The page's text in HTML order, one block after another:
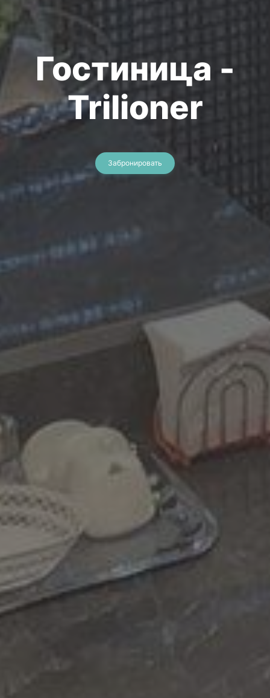
Гостиница -
Trilioner
Забронировать